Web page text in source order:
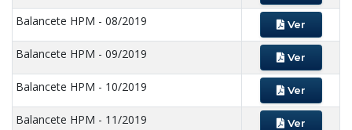
Balancete HPM - 08/2019 Ver
Balancete HPM - 09/2019 Ver
Balancete HPM - 10/2019 Ver
Balancete HPM - 11/2019 Ver